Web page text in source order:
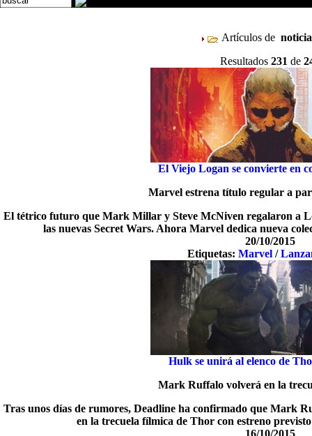
Artículos de
Resultados 231 de
El Viejo Logan se convierte en
Marvel estrena título regular a
El tétrico futuro que Mark Millar y Steve McNiven regalaron a
las nuevas Secret Wars. Ahora Marvel dedica nueva
20/10/2015
Etiquetas:Marvel /
Hulk se unirá al elenco de
Mark Ruffalo volverá en la
Tras unos días de rumores, Deadline ha confirmado que Mark
en la trecuela fílmica de Thor con estreno